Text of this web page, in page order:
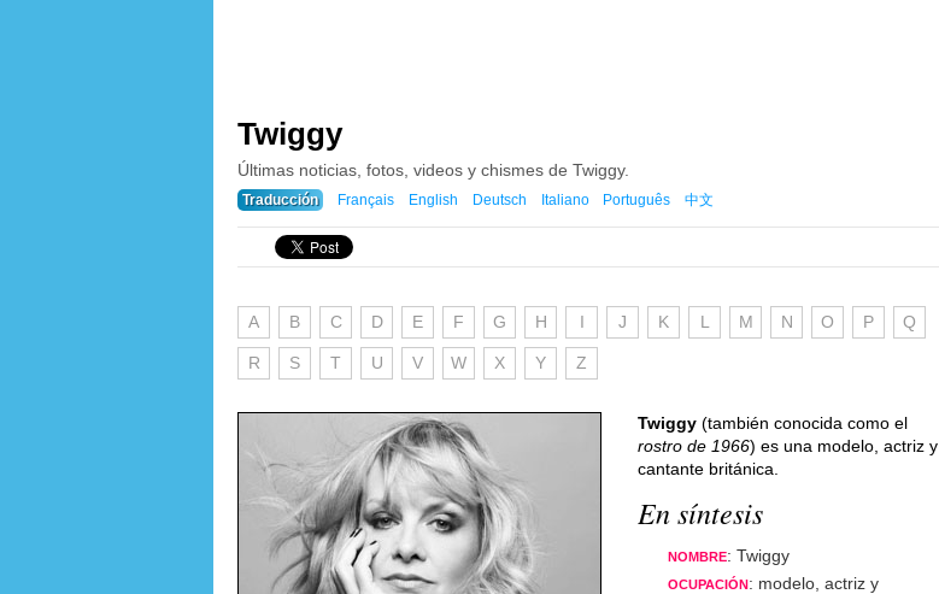
Twiggy
Últimas noticias, fotos, videos y chismes de Twiggy.
Traducción Français English Deutsch Italiano Português 中文
A B C D E F G H I J K L M N O P Q
R S T U V W X Y Z
Twiggy (también conocida como el
rostro de 1966) es una modelo, actriz y
cantante británica.
En síntesis
NOMBRE: Twiggy
OCUPACIÓN: modelo, actriz y